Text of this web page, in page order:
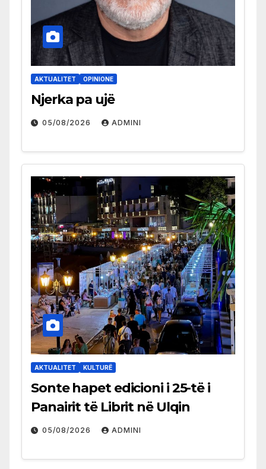
AKTUALITET OPINIONE
Njerka pa ujë
05/08/2026 ADMINI
AKTUALITET KULTURË
Sonte hapet edicioni i 25-të i
Panairit të Librit në Ulqin
05/08/2026 ADMINI